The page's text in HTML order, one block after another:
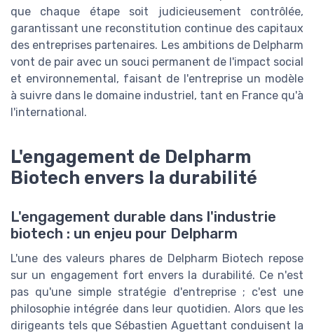
que chaque étape soit judicieusement contrôlée,
garantissant une reconstitution continue des capitaux
des entreprises partenaires. Les ambitions de Delpharm
vont de pair avec un souci permanent de l'impact social
et environnemental, faisant de l'entreprise un modèle
à suivre dans le domaine industriel, tant en France qu'à
l'international.
L'engagement de Delpharm
Biotech envers la durabilité
L'engagement durable dans l'industrie
biotech : un enjeu pour Delpharm
L'une des valeurs phares de Delpharm Biotech repose
sur un engagement fort envers la durabilité. Ce n'est
pas qu'une simple stratégie d'entreprise ; c'est une
philosophie intégrée dans leur quotidien. Alors que les
dirigeants tels que Sébastien Aguettant conduisent la